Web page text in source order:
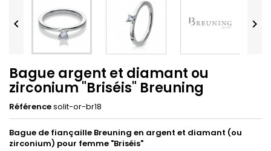
 
Bague argent et diamant ou
zirconium "Briséis" Breuning
Référencesolit-or-br18
Bague de fiançaille Breuning en argent et diamant (ou
zirconium) pour femme "Briséis"